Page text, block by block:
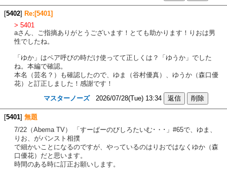
[5402] Re:[5401]
> 5401
aさん、ご指摘ありがとうございます！とても助かります！りおは男
性でしたね。
「ゆか」はペア呼びの時だけ使ってて正しくは？「ゆうか」でした
ね。本編で確認。
本名（芸名？）も確認したので、ゆま（谷村優真）、ゆうか（森口優
花）と訂正しました！感謝です！
マスターノーズ2026/07/28(Tue) 13:34
[5401] 無題
7/22（Abema TV） 「すーぱーのびしろたいむ･・･」#65で、ゆま、
りお、がパンスト相撲
で細かいことになるのですが、やっているのはりおではなくゆか（森
口優花）だと思います。
時間のある時に訂正お願いします。